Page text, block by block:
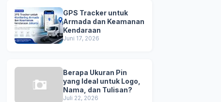
GPS Tracker untuk
Armada dan Keamanan
Kendaraan
Juni 17, 2026
Berapa Ukuran Pin
yang Ideal untuk Logo,
Nama, dan Tulisan?
Juli 22, 2026